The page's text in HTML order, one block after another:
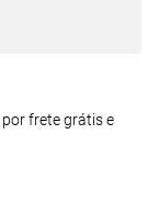
frete grátis e